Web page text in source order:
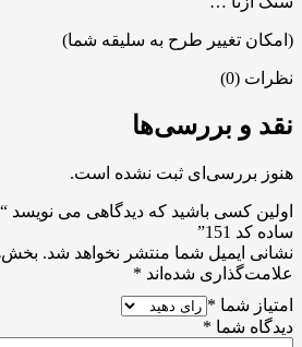
(امکان تغییر طرح به سلیقه شما)
نظرات (0)
نقد و بررسی‌ها
هنوز بررسی‌ای ثبت نشده است.
اولین کسی باشید که دیدگاهی می نویسد
ساده کد 151”
نشانی ایمیل شما منتشر نخواهد شد.
علامت‌گذاری شده‌اند *
امتیاز شما *
دیدگاه شما *